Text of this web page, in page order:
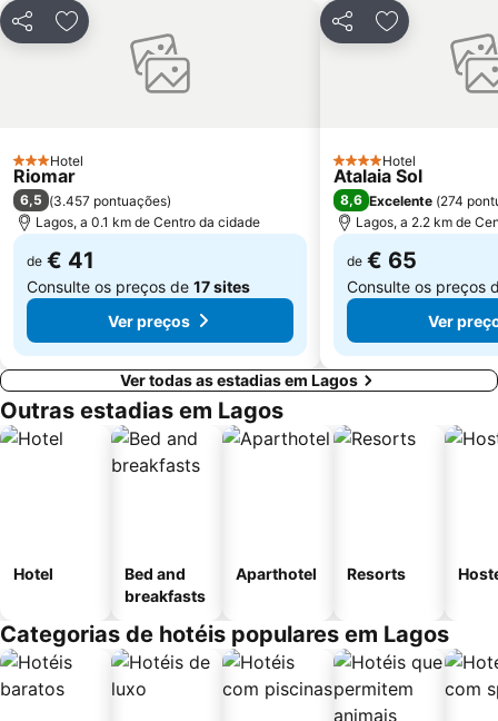
Praia de Porto de Mós
Praia da Salema
Marina de Lagos
Vale De Parra
PartilharAdicionar aos favoritos
3 Estrelas
Hotel
Riomar
6,5 (3.457 pontuações)
Lagos, a 0.1 km de Centro da cidade
de € 41
Consulte os preços de 17 sites
Ver preços
PartilharAdicionar
4 Estrelas
Hotel
Atalaia Sol
8,6 Excelente (274
Lagos, a 2.2 km de
de € 65
Consulte os preços
Ver
Ver todas as estadias em Lagos
Outras estadias em Lagos
Hotel
Bed and
breakfasts
Aparthotel Resorts
Categorias de hotéis populares em Lagos